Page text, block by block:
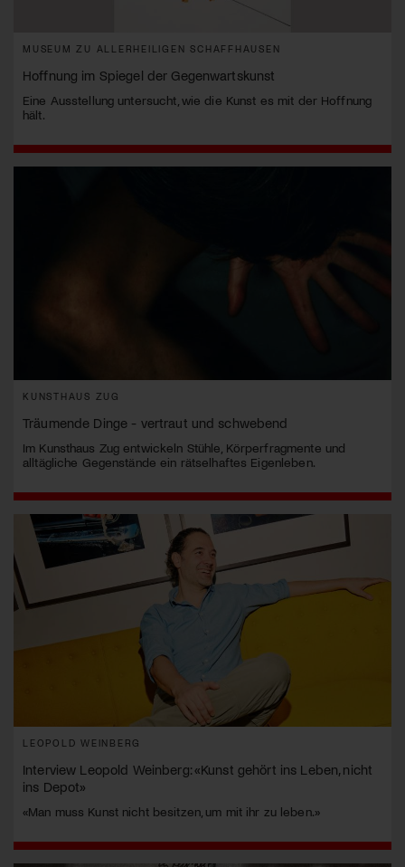
MUSEUM ZU ALLERHEILIGEN SCHAFFHAUSEN
Hoffnung im Spiegel der Gegenwartskunst
Eine Ausstellung untersucht, wie die Kunst es mit der Hoffnung
hält.
KUNSTHAUS ZUG
Träumende Dinge - vertraut und schwebend
Im Kunsthaus Zug entwickeln Stühle, Körperfragmente und
alltägliche Gegenstände ein rätselhaftes Eigenleben.
LEOPOLD WEINBERG
Interview Leopold Weinberg: «Kunst gehört ins Leben, nicht
ins Depot»
«Man muss Kunst nicht besitzen, um mit ihr zu leben.»